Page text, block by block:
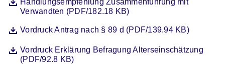
DateiHandlungsempfehlung Zusammenführung mit
Verwandten (PDF/182.18 KB)
Öffnet sich in einem neuen Fenster
DateiVordruck Antrag nach § 89 d (PDF/139.94 KB)
Öffnet sich in einem neuen Fenster
DateiVordruck Erklärung Befragung Alterseinschätzung
(PDF/92.8 KB)
Öffnet sich in einem neuen Fenster